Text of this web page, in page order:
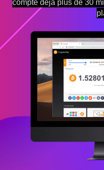
compte déjà plus de 30